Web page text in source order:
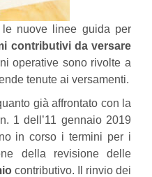
le nuove linee guida per
contributivi da versare
operative sono rivolte a
tenute ai versamenti.
già affrontato con la
1 dell’11 gennaio 2019
in corso i termini per i
della revisione delle
contributivo. Il rinvio dei